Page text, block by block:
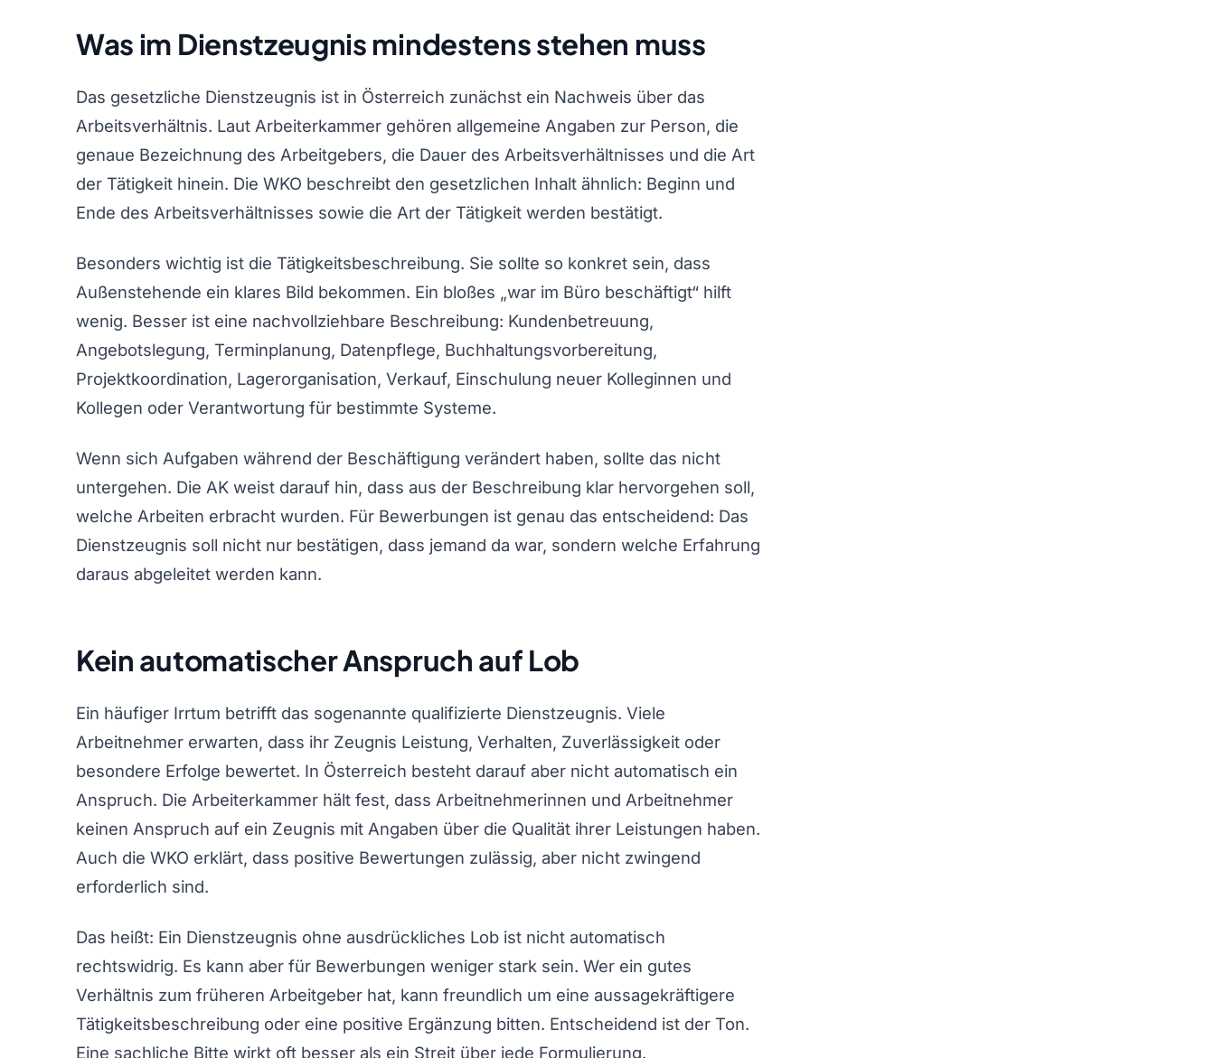
Was im Dienstzeugnis mindestens stehen muss
Das gesetzliche Dienstzeugnis ist in Österreich zunächst ein Nachweis über das
Arbeitsverhältnis. Laut Arbeiterkammer gehören allgemeine Angaben zur Person, die
genaue Bezeichnung des Arbeitgebers, die Dauer des Arbeitsverhältnisses und die Art
der Tätigkeit hinein. Die WKO beschreibt den gesetzlichen Inhalt ähnlich: Beginn und
Ende des Arbeitsverhältnisses sowie die Art der Tätigkeit werden bestätigt.
Besonders wichtig ist die Tätigkeitsbeschreibung. Sie sollte so konkret sein, dass
Außenstehende ein klares Bild bekommen. Ein bloßes „war im Büro beschäftigt“ hilft
wenig. Besser ist eine nachvollziehbare Beschreibung: Kundenbetreuung,
Angebotslegung, Terminplanung, Datenpflege, Buchhaltungsvorbereitung,
Projektkoordination, Lagerorganisation, Verkauf, Einschulung neuer Kolleginnen und
Kollegen oder Verantwortung für bestimmte Systeme.
Wenn sich Aufgaben während der Beschäftigung verändert haben, sollte das nicht
untergehen. Die AK weist darauf hin, dass aus der Beschreibung klar hervorgehen soll,
welche Arbeiten erbracht wurden. Für Bewerbungen ist genau das entscheidend: Das
Dienstzeugnis soll nicht nur bestätigen, dass jemand da war, sondern welche Erfahrung
daraus abgeleitet werden kann.
Kein automatischer Anspruch auf Lob
Ein häufiger Irrtum betrifft das sogenannte qualifizierte Dienstzeugnis. Viele
Arbeitnehmer erwarten, dass ihr Zeugnis Leistung, Verhalten, Zuverlässigkeit oder
besondere Erfolge bewertet. In Österreich besteht darauf aber nicht automatisch ein
Anspruch. Die Arbeiterkammer hält fest, dass Arbeitnehmerinnen und Arbeitnehmer
keinen Anspruch auf ein Zeugnis mit Angaben über die Qualität ihrer Leistungen haben.
Auch die WKO erklärt, dass positive Bewertungen zulässig, aber nicht zwingend
erforderlich sind.
Das heißt: Ein Dienstzeugnis ohne ausdrückliches Lob ist nicht automatisch
rechtswidrig. Es kann aber für Bewerbungen weniger stark sein. Wer ein gutes
Verhältnis zum früheren Arbeitgeber hat, kann freundlich um eine aussagekräftigere
Tätigkeitsbeschreibung oder eine positive Ergänzung bitten. Entscheidend ist der Ton.
Eine sachliche Bitte wirkt oft besser als ein Streit über jede Formulierung.